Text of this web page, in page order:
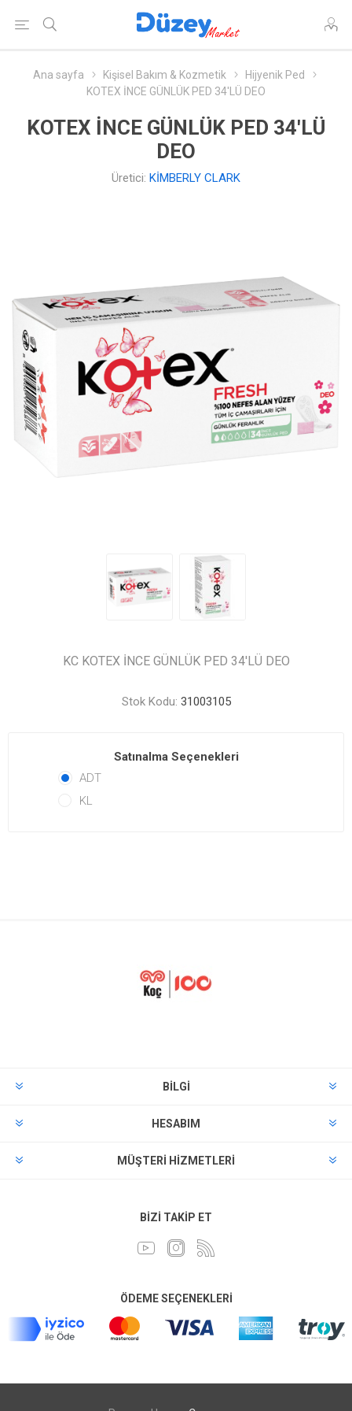
Ana sayfa Kişisel Bakım & Kozmetik
Hijyenik Ped
KOTEX İNCE GÜNLÜK PED 34'LÜ DEO
KOTEX İNCE GÜNLÜK PED 34'LÜ
DEO
Üretici: KİMBERLY CLARK
KC KOTEX İNCE GÜNLÜK PED 34'LÜ DEO
Stok Kodu: 31003105
Satınalma Seçenekleri
ADT
KL
BILGI
HESABIM
MÜŞTERI HIZMETLERI
BIZI TAKIP ET
ÖDEME SEÇENEKLERI